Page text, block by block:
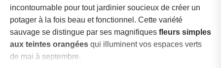
incontournable pour tout jardinier soucieux de créer un
potager à la fois beau et fonctionnel. Cette variété
sauvage se distingue par ses magnifiques fleurs simples
aux teintes orangées qui illuminent vos espaces verts
de mai à septembre.